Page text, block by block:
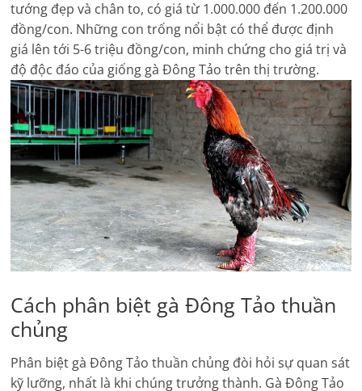
tướng đẹp và chân to, có giá từ 1.000.000 đến 1.200.000
đồng/con. Những con trống nổi bật có thể được định
giá lên tới 5-6 triệu đồng/con, minh chứng cho giá trị và
độ độc đáo của giống gà Đông Tảo trên thị trường.
Cách phân biệt gà Đông Tảo thuần
chủng
Phân biệt gà Đông Tảo thuần chủng đòi hỏi sự quan sát
kỹ lưỡng, nhất là khi chúng trưởng thành. Gà Đông Tảo